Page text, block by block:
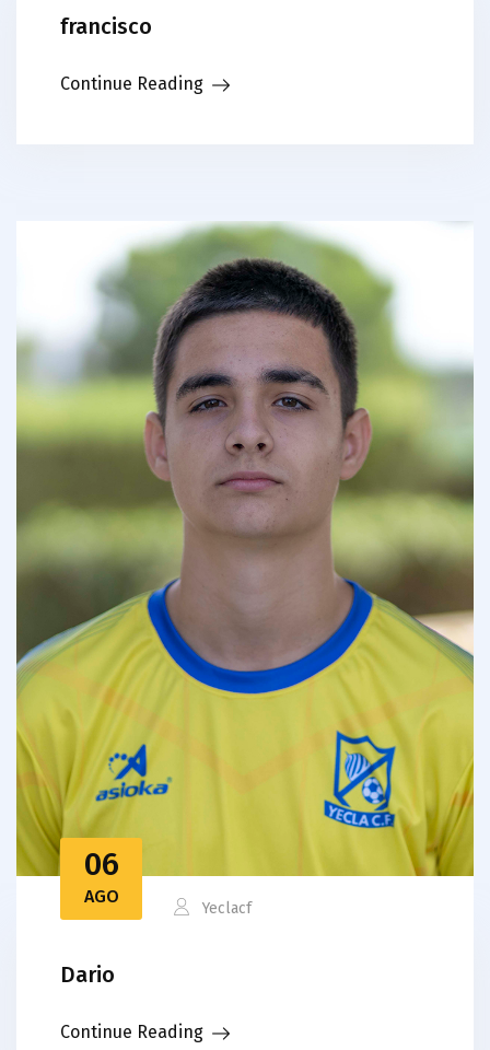
francisco
Continue Reading
06
AGO
Yeclacf
Dario
Continue Reading